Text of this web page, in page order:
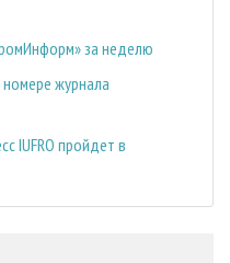
за неделю
журнала
IUFRO пройдет в